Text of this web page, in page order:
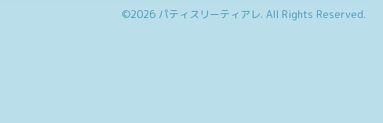
©2026 パティスリーティアレ. All Rights Reserved.